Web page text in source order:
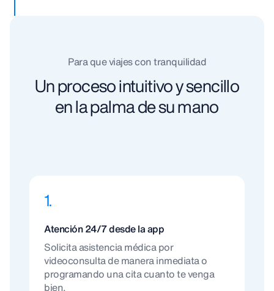
Para que viajes con tranquilidad
Un proceso intuitivo y sencillo
en la palma de su mano
1.
Atención 24/7 desde la app
Solicita asistencia médica por
videoconsulta de manera inmediata o
programando una cita cuanto te venga
bien.